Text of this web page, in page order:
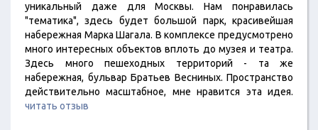
уникальный даже для Москвы. Нам понравилась
"тематика", здесь будет большой парк, красивейшая
набережная Марка Шагала. В комплексе предусмотрено
много интересных объектов вплоть до музея и театра.
Здесь много пешеходных территорий - та же
набережная, бульвар Братьев Весниных. Пространство
действительно масштабное, мне нравится эта идея.
читать отзыв